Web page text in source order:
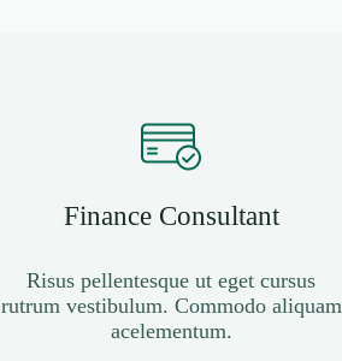
Finance Consultant
Risus pellentesque ut eget cursus
rutrum vestibulum. Commodo aliquam
acelementum.